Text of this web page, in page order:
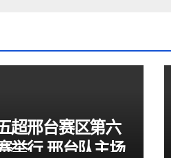
超邢台赛区第六
举行 邢台队主场